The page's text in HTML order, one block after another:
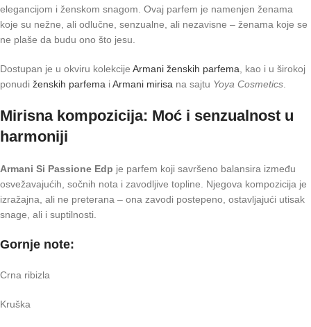
elegancijom i ženskom snagom. Ovaj parfem je namenjen ženama
koje su nežne, ali odlučne, senzualne, ali nezavisne – ženama koje se
ne plaše da budu ono što jesu.
Dostupan je u okviru kolekcije Armani ženskih parfema , kao i u širokoj
ponudi ženskih parfema iArmani mirisa na sajtu Yoya Cosmetics
Mirisna kompozicija: Moć i senzualnost u
harmoniji
Armani Si Passione Edp je parfem koji savršeno balansira između
osvežavajućih, sočnih nota i zavodljive topline. Njegova kompozicija je
izražajna, ali ne preterana – ona zavodi postepeno, ostavljajući utisak
snage, ali i suptilnosti.
Gornje note:
Crna ribizla
Kruška